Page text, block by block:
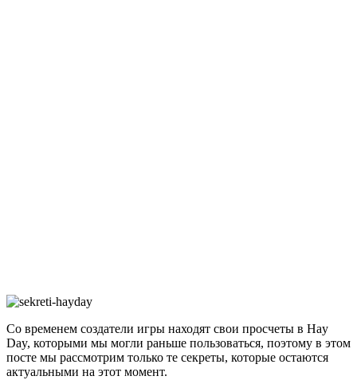
Со временем создатели игры находят свои просчеты в Hay
Day, которыми мы могли раньше пользоваться, поэтому в этом
посте мы рассмотрим только те секреты, которые остаются
актуальными на этот момент.